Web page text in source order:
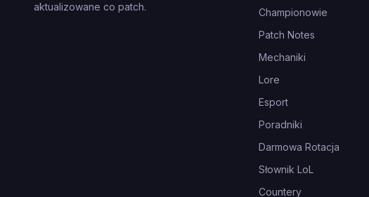
aktualizowane co patch.
Championowie
Patch Notes
Mechaniki
Lore
Esport
Poradniki
Darmowa Rotacja
Słownik LoL
Countery